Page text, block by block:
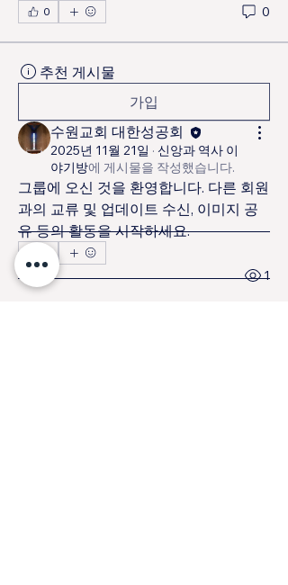
0 0
추천 게시물
가입
수원교회 대한성공회
2025년 11월 21일 · 신앙과 역사 이
야기방에 게시물을 작성했습니다.
그룹에 오신 것을 환영합니다. 다른 회원
과의 교류 및 업데이트 수신, 이미지 공
유 등의 활동을 시작하세요.
1